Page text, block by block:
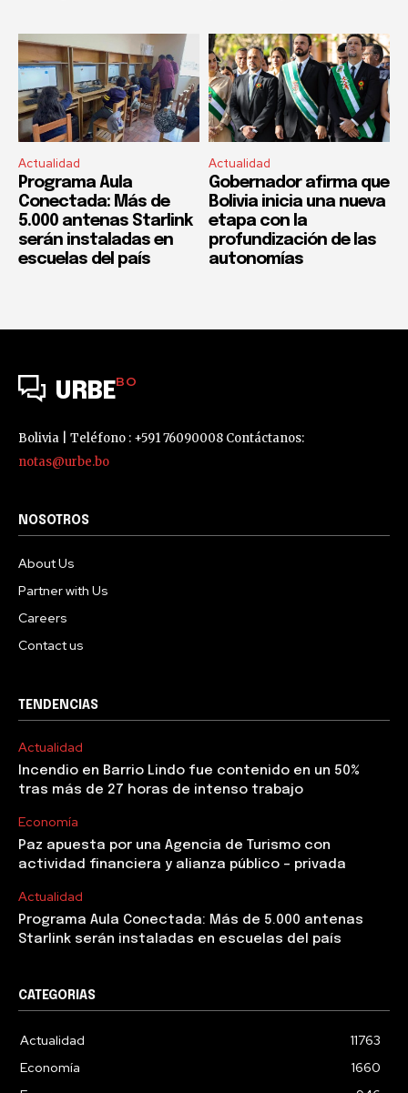
Actualidad
Programa Aula
Conectada: Más de
5.000 antenas Starlink
serán instaladas en
escuelas del país
Actualidad
Gobernador afirma que
Bolivia inicia una nueva
etapa con la
profundización de las
autonomías
URBEBO
Bolivia | Teléfono : +591 76090008 Contáctanos:
notas@urbe.bo
NOSOTROS
About Us
Partner with Us
Careers
Contact us
TENDENCIAS
Actualidad
Incendio en Barrio Lindo fue contenido en un 50%
tras más de 27 horas de intenso trabajo
Economía
Paz apuesta por una Agencia de Turismo con
actividad financiera y alianza público – privada
Actualidad
Programa Aula Conectada: Más de 5.000 antenas
Starlink serán instaladas en escuelas del país
CATEGORIAS
Actualidad
11763
Economía
1660